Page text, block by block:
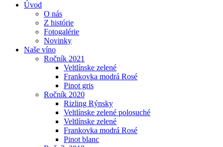
Úvod
O nás
Z histórie
Fotogalérie
Novinky
Naše víno
Ročník 2021
Veltlínske zelené
Frankovka modrá Rosé
Pinot gris
Ročník 2020
Rizling Rýnsky
Veltlínske zelené polosuché
Veltlínske zelené
Frankovka modrá Rosé
Pinot blanc